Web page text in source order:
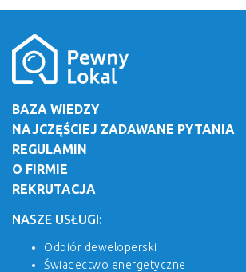
BAZA WIEDZY
NAJCZĘŚCIEJ ZADAWANE PYTANIA
REGULAMIN
O FIRMIE
REKRUTACJA
NASZE USŁUGI:
Odbiór deweloperski
Świadectwo energetyczne